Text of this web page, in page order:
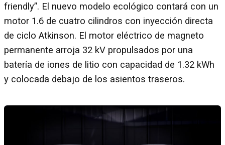
friendly”. El nuevo modelo ecológico contará con un
motor 1.6 de cuatro cilindros con inyección directa
de ciclo Atkinson. El motor eléctrico de magneto
permanente arroja 32 kV propulsados por una
batería de iones de litio con capacidad de 1.32 kWh
y colocada debajo de los asientos traseros.